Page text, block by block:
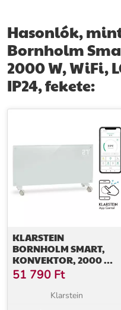
falhoz. 220–240 V, 50/60 Hz –
Rendelje meg a Klarstein
megbízható, egyenletes
További információk>>
Hasonlók,
Bornholm
2000 W, WiFi,
IP24, fekete:
KLARSTEIN
BORNHOLM SMART,
KONVEKTOR, 2000 W,
WIFI, LED KIJELZŐ,
IDŐZÍTŐ, IP24, FEHÉR
51 790 Ft
Klarstein